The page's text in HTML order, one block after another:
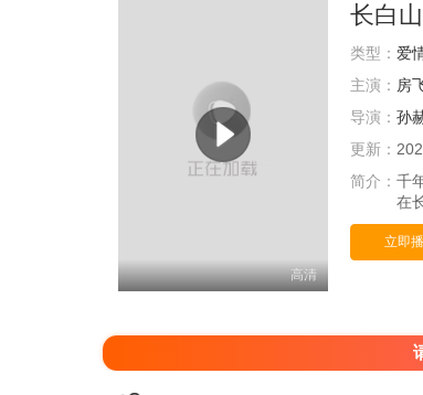
高清
长白
类型： 爱
主演： 房
导演： 孙
更新：
简介： 千
在
立即